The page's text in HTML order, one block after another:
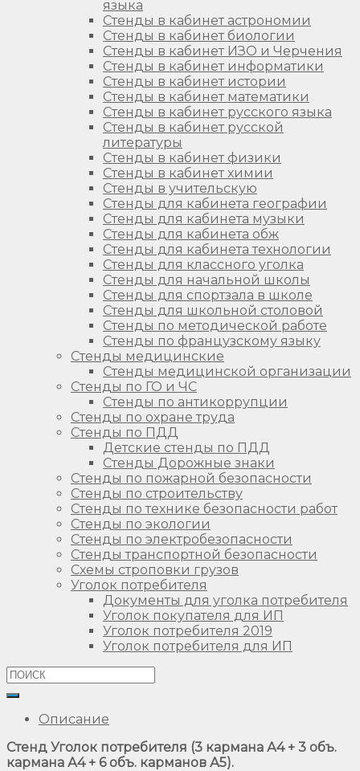
языка
Стенды в кабинет астрономии
Стенды в кабинет биологии
Стенды в кабинет ИЗО и Черчения
Стенды в кабинет информатики
Стенды в кабинет истории
Стенды в кабинет математики
Стенды в кабинет русского языка
Стенды в кабинет русской
литературы
Стенды в кабинет физики
Стенды в кабинет химии
Стенды в учительскую
Стенды для кабинета географии
Стенды для кабинета музыки
Стенды для кабинета обж
Стенды для кабинета технологии
Стенды для классного уголка
Стенды для начальной школы
Стенды для спортзала в школе
Стенды для школьной столовой
Стенды по методической работе
Стенды по французскому языку
Стенды медицинские
Стенды медицинской организации
Стенды по ГО и ЧС
Стенды по антикоррупции
Стенды по охране труда
Стенды по ПДД
Детские стенды по ПДД
Стенды Дорожные знаки
Стенды по пожарной безопасности
Стенды по строительству
Стенды по технике безопасности работ
Стенды по экологии
Стенды по электробезопасности
Стенды транспортной безопасности
Схемы строповки грузов
Уголок потребителя
Документы для уголка потребителя
Уголок покупателя для ИП
Уголок потребителя 2019
Уголок потребителя для ИП
Описание
Стенд Уголок потребителя (3 кармана А4 + 3 объ.
кармана А4 + 6 объ. карманов А5).